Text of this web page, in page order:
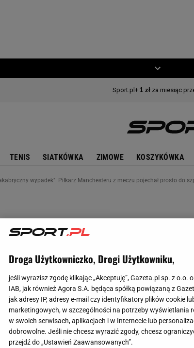
TENIS SIATKÓWKA ZIMOWE KOSZYKÓWKA
wypadek". Piłkarz Manchesteru z meczu pojechał prosto do
Droga Użytkowniczko, Drogi Użytkowniku,
jeśli wyrazisz zgodę klikając „Akceptuję”, Gazeta.pl sp. z o.o.
IAB, jak również Agora S.A. będąca spółką powiązaną z
jak adresy IP, adresy e-mail czy identyfikatory plików cookie
marketingowych, w szczególności na potrzeby
w swoich serwisach, aplikacjach i w Internecie lub
dobrowolne. Jeśli nie chcesz wyrazić zgody, chcesz
przejdź do „Ustawień Zaawansowanych”.